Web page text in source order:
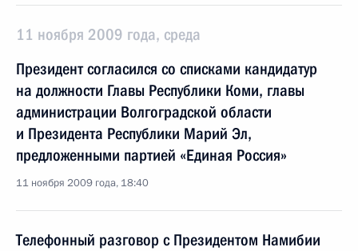
11 ноября 2009 года, среда
Президент согласился со списками кандидатур
на должности Главы Республики Коми, главы
администрации Волгоградской области
и Президента Республики Марий Эл,
предложенными партией «Единая Россия»
11 ноября 2009 года, 18:40
Телефонный разговор с Президентом Намибии